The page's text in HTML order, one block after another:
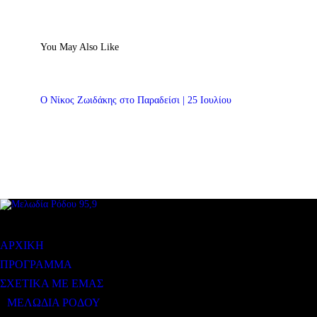
You May Also Like
Ο Νίκος Ζωιδάκης στο Παραδείσι | 25 Ιουλίου
ΜΕΝΟΥ
ΑΡΧΙΚΗ
ΠΡΟΓΡΑΜΜΑ
ΣΧΕΤΙΚΑ ΜΕ ΕΜΑΣ
ΜΕΛΩΔΙΑ ΡΟΔΟΥ